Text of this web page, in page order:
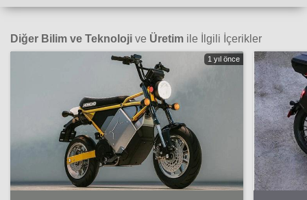
Diğer Bilim ve Teknoloji ve Üretim ile İlgili İçerikler
1 yıl önce